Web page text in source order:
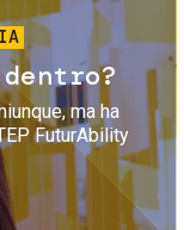
ma ha
FuturAbility